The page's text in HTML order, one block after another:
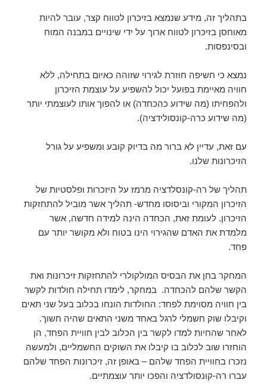
בתהליך זה, מידע שנמצא בזיכרון לטווח קצר, עובר להיות
מאוחסן בזיכרון לטווח ארוך על ידי שינויים במבנה המוח
ובסינפסות.
נמצא כי חשיפה חוזרת לגירוי שזוהה כאיום בתחילה, ללא
חוויה מאיימת בפועל יכול להשפיע על עוצמת הזיכרון
ולהפחיתו (מה שידוע כהכחדה) או להפוך אותו לעוצמתי יותר
(מה שידוע כרה-קונסולידציה).
עם זאת, עדיין לא ברור מה בדיוק קובע ומשפיע על גורל
הזיכרונות שלנו.
תהליך של רה-קונסלדציה מרמז על היזכרות ופלסטיות של
הזיכרון המקורי וביסוסו מחדש- תהליך אשר מוביל להתחזקות
הזיכרון. לעומת זאת, הכחדה הינה למידה חדשה, אשר
מלמדת את האדם שהגירוי הינו בטוח ולא מקושר יותר עם
פחד.
המחקר בחן את הבסיס המולקולרי להתחזקות זיכרונות ואת
הקשר שלהם להכחדה. במחקר, לימדו תחילה חולדות לקשר
בין חוויה מסוימת לפחד: החולדות הונחו בכלוב בעל שני תאים
וקיבלו שוק חשמלי לרגל באחד משני התאים שהיה חשוך.
לאחר שהחיות למדו לקשר בין הכלוב לבין חוויית הפחד, הן
הוחזרו שוב לכלוב בו קיבלו את השוקים החשמליים, ולמעשה
נזכרו בחוויית הפחד שלהם – באופן זה, זיכרונות הפחד שלהם
עברו רה-קונסולדציה והפכו יותר עוצמתיים.